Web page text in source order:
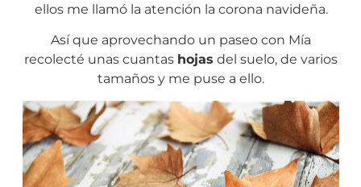
ellos me llamó la atención la corona navideña.
Así que aprovechando un paseo con Mía
recolecté unas cuantas hojas del suelo, de varios
tamaños y me puse a ello.